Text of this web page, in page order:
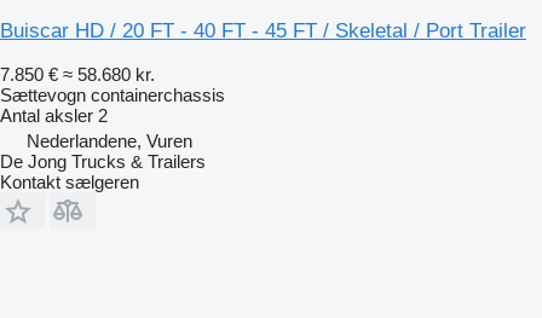
Buiscar HD / 20 FT - 40 FT - 45 FT / Skeletal / Port Trailer
7.850 € ≈ 58.680 kr.
Sættevogn containerchassis
Antal aksler 2
Nederlandene, Vuren
De Jong Trucks & Trailers
Kontakt sælgeren